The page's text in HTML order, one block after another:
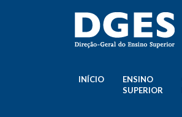
INÍCIO
ENSINO
SUPERIOR